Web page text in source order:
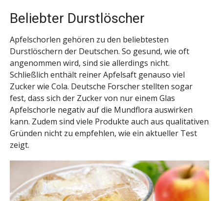
Beliebter Durstlöscher
Apfelschorlen gehören zu den beliebtesten
Durstlöschern der Deutschen. So gesund, wie oft
angenommen wird, sind sie allerdings nicht.
Schließlich enthält reiner Apfelsaft genauso viel
Zucker wie Cola. Deutsche Forscher stellten sogar
fest, dass sich der Zucker von nur einem Glas
Apfelschorle negativ auf die Mundflora auswirken
kann. Zudem sind viele Produkte auch aus qualitativen
Gründen nicht zu empfehlen, wie ein aktueller Test
zeigt.